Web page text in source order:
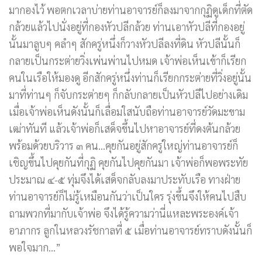
มากองไว้ พอตกเวลาบ่ายท่านอาจารย์ก็ลงมาจากกุฏิดูเด็กที่ตัด
กล้วยแล้วไปนั่งอยู่ที่กองหัวปลีกล้วย ท่านเอาหัวปลีที่กองอยู่
นั้นมาลูบๆ คลำๆ สักครู่หนึ่งก็วางหัวปลีลงที่ดิน หัวปลีนั้นก็
กลายเป็นกระต่ายวิ่งเพ่นพ่านไปหมด เจ้าพ่อเห็นเข้าก็เรียก
คนในเรือให้มองดู อีกสักครู่หนึ่งท่านก็เรียกกระต่ายที่วิ่งอยู่นั้น
มาที่ท่านๆ ก็จับกระต่ายๆ ก็กลับกลายเป็นหัวปลีไปอย่างเดิม
เมื่อเจ้าพ่อเห็นดังนั้นก็เลื่อมใสนับถือท่านอาจารย์วัดมะขาม
เฒ่าทันที แล้วเจ้าพ่อก็เสด็จขึ้นไปหาอาจารย์ที่ดงต้นกล้วย
พร้อมด้วยบริวาร ๓ คน…คุยกันอยู่สักครู่ใหญ่ท่านอาจารย์ก็
เชิญขึ้นไปคุยกันที่กุฏิ คุยกันไปคุยกันมา เจ้าพ่อก็พอพระทัย
ประมาณ ๔-๕ ทุ่มจึงได้เสด็จกลับลงมาประทับเรือ ทางฝ่าย
ท่านอาจารย์ก็ไม่รู้เหมือนกันว่าเป็นใคร รุ่งขึ้นจึงให้คนไปสืบ
ถามพวกที่มากับเจ้าพ่อ จึงได้รู้ความว่านี่แหละพระองค์เจ้า
อาภากร ลูกในหลวงรัชกาลที่ ๕ เมื่อท่านอาจารย์ทราบดังนั้นก็
พอใจมาก…”